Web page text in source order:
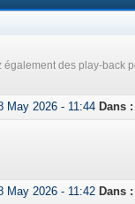
également des play-back
May 2026 - 11:44 Dans :
May 2026 - 11:42 Dans :